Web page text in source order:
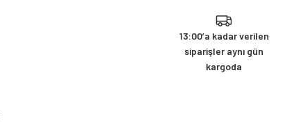
13:00’a kadar verilen
siparişler aynı gün
kargoda